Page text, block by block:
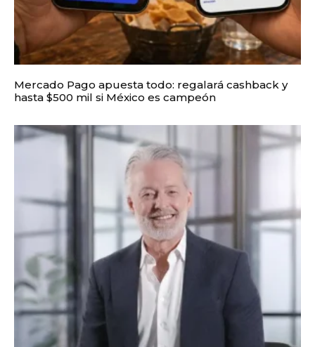
Mercado Pago apuesta todo: regalará cashback y
hasta $500 mil si México es campeón